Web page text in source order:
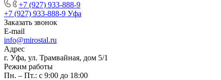
+7 (927) 933-888-9
+7 (927) 933-888-9 Уфа
Заказать звонок
E-mail
info@mirostal.ru
Адрес
г. Уфа, ул. Трамвайная, дом 5/1
Режим работы
Пн. – Пт.: с 9:00 до 18:00